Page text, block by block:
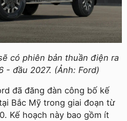
có phiên bản thuần điện ra
- đầu 2027. (Ảnh: Ford)
đã đăng đàn công bố kế
Bắc Mỹ trong giai đoạn từ
Kế hoạch này bao gồm ít